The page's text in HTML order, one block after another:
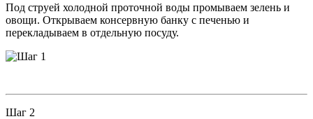
Под струей холодной проточной воды промываем зелень и
овощи. Открываем консервную банку с печенью и
перекладываем в отдельную посуду.
Шаг 2